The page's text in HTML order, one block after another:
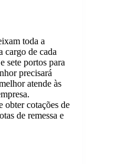
toda a
cargo de cada
sete portos para
precisará
atende às
obter cotações de
de remessa e